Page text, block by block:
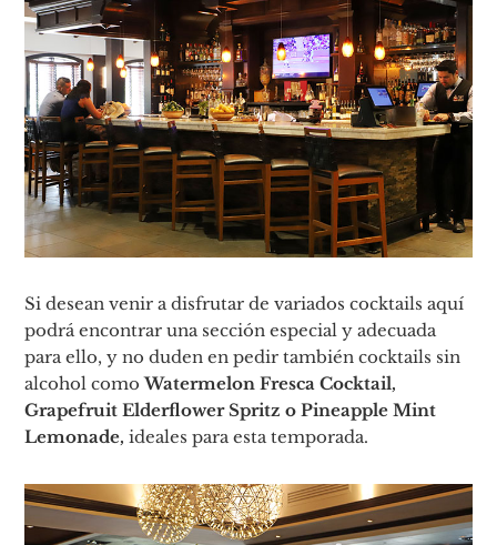
Si desean venir a disfrutar de variados cocktails aquí
podrá encontrar una sección especial y adecuada
para ello, y no duden en pedir también cocktails sin
alcohol comoWatermelon Fresca Cocktail,
Grapefruit Elderflower Spritz o Pineapple Mint
Lemonade,ideales para esta temporada.